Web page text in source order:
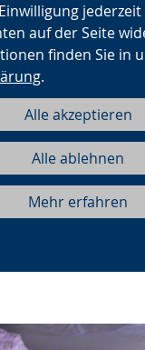
auf der Seite
finden Sie in
.
Alle akzeptieren
Alle ablehnen
Mehr erfahren